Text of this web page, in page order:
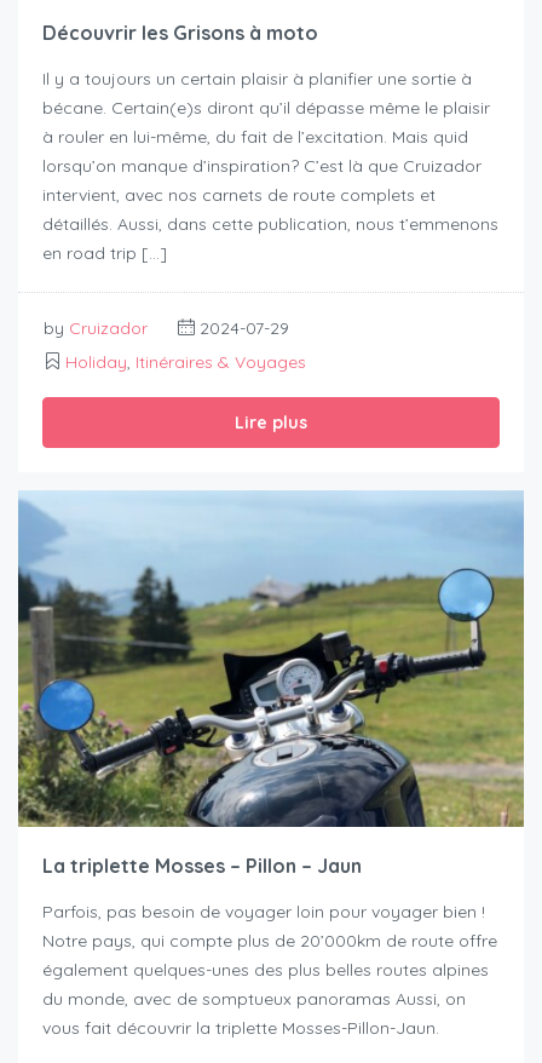
Découvrir les Grisons à moto
Il y a toujours un certain plaisir à planifier une sortie à
bécane. Certain(e)s diront qu’il dépasse même le plaisir
à rouler en lui-même, du fait de l’excitation. Mais quid
lorsqu’on manque d’inspiration? C’est là que Cruizador
intervient, avec nos carnets de route complets et
détaillés. Aussi, dans cette publication, nous t’emmenons
en road trip […]
by Cruizador
2024-07-29
Holiday, Itinéraires & Voyages
Lire plus
La triplette Mosses – Pillon – Jaun
Parfois, pas besoin de voyager loin pour voyager bien !
Notre pays, qui compte plus de 20’000km de route offre
également quelques-unes des plus belles routes alpines
du monde, avec de somptueux panoramas Aussi, on
vous fait découvrir la triplette Mosses-Pillon-Jaun.